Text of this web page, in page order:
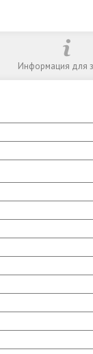
Информация для